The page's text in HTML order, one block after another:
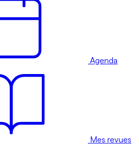
Agenda
Mes revues